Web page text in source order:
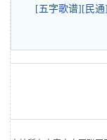
[五字歌谱][民